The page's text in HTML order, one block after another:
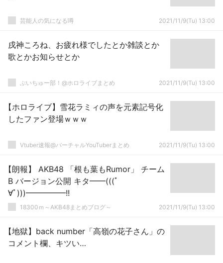
芸能人の気になる噂 2021/11/9(Tu) 13:00
戌神ころね、お疲れ様でしたとか雑談とか
歌とかお知らせとか
ぶいちゅー部！@ホロライブまとめ 2021/11/9(Tu) 13:00
【ホロライブ】雪花ラミィの声を元素記号化
したファン登場ｗｗｗ
Vtuber速報@バーチャルYouTuberまとめ 2021/11/9(Tu) 13:00
【朗報】 AKB48 「根も葉もRumor」 チーム
B バージョン公開 キタ━━(((ﾟ
∀ﾟ)))━━━━━!!
18300ｍ～AKB48まとめブログ～ 2021/11/9(Tu) 13:00
【地獄】back number「高嶺の花子さん」の
コメント欄、キツい…